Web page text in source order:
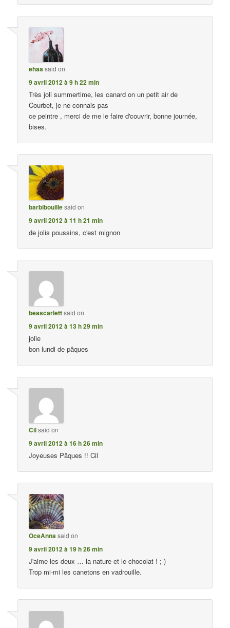
ehaasaid on
9 avril 2012 à 9 h 22 min
Très joli summertime, les canard on un petit air de
Courbet, je ne connais pas
ce peintre , merci de me le faire d'couvrir, bonne journée,
bises.
barbibouillesaid on
9 avril 2012 à 11 h 21 min
de jolis poussins, c'est mignon
beascarlettsaid on
9 avril 2012 à 13 h 29 min
jolie
bon lundi de pâques
Cilsaid on
9 avril 2012 à 16 h 26 min
Joyeuses Pâques !! Cil
OceAnnasaid on
9 avril 2012 à 19 h 26 min
J'aime les deux … la nature et le chocolat ! ;-)
Trop mi-mi les canetons en vadrouille.